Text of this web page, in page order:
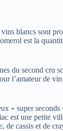
blancs sont
est la
du second
l’amateur de
« super
est une petite
de cassis et de